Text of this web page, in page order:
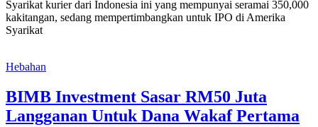
Syarikat kurier dari Indonesia ini yang mempunyai seramai 350,000
kakitangan, sedang mempertimbangkan untuk IPO di Amerika
Syarikat
Hebahan
BIMB Investment Sasar RM50 Juta
Langganan Untuk Dana Wakaf Pertama